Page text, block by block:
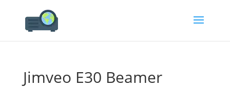
Jimveo E30 Beamer